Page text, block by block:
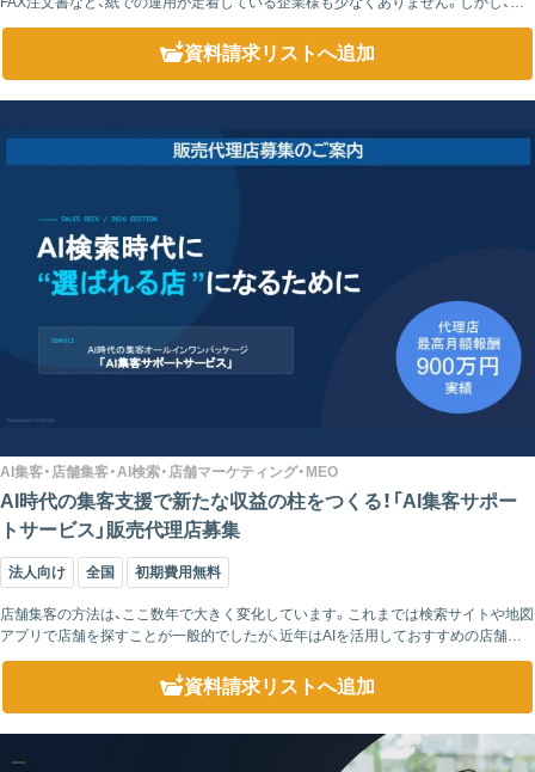
資料請求リストへ追加
AI集客・店舗集客・AI検索・店舗マーケティング・MEO
AI時代の集客支援で新たな収益の柱をつくる！「AI集客サポー
トサービス」販売代理店募集
法人向け 全国 初期費用無料
店舗集客の方法は、ここ数年で大きく変化しています。これまでは検索サイトや地図
アプリで店舗を探すことが一般的でしたが、近年はAIを活用しておすすめの店舗を
探すユーザーが増え始めています。そのため、従来のSEOやMEO対策だけでは十...
資料請求リストへ追加